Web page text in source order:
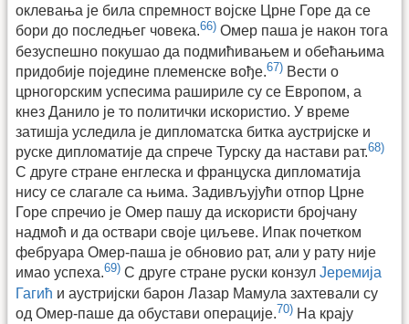
оклевања је била спремност војске Црне Горе да се
бори до последњег човека.66) Омер паша је након тога
безуспешно покушао да подмићивањем и обећањима
придобије поједине племенске вође.67) Вести о
црногорским успесима рашириле су се Европом, а
кнез Данило је то политички искористио. У време
затишја уследила је дипломатска битка аустријске и
руске дипломатије да спрече Турску да настави рат.68)
С друге стране енглеска и француска дипломатија
нису се слагале са њима. Задивљујући отпор Црне
Горе спречио је Омер пашу да искористи бројчану
надмоћ и да оствари своје циљеве. Ипак почетком
фебруара Омер-паша је обновио рат, али у рату није
имао успеха.69) С друге стране руски конзул Јеремија
Гагић и аустријски барон Лазар Мамула захтевали су
од Омер-паше да обустави операције.70) На крају